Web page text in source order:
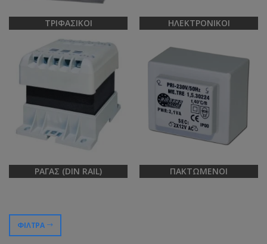
ΤΡΙΦΑΣΙΚΟΊ ΗΛΕΚΤΡΟΝΙΚΟΊ
ΡΆΓΑΣ (DIN RAIL) ΠΑΚΤΩΜΈΝΟΙ
ΦΊΛΤΡΑ